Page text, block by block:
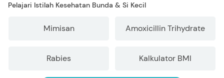
Pelajari Istilah Kesehatan Bunda & Si Kecil
Mimisan Amoxicillin Trihydrate
Rabies Kalkulator BMI